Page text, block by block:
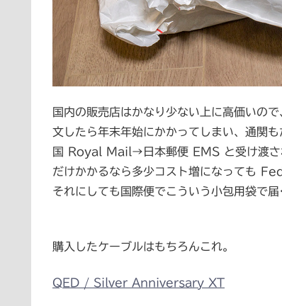
国内の販売店はかなり少ない上に高価いので
文したら年末年始にかかってしまい、通関
国 Royal Mail→日本郵便 EMS と受け渡さ
だけかかるなら多少コスト増になっても
それにしても国際便でこういう小包用袋で
購入したケーブルはもちろんこれ。
QED / Silver Anniversary XT